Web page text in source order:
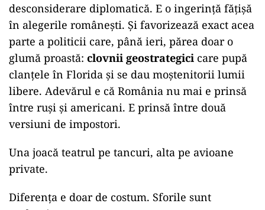
desconsiderare diplomatică. E o ingerință fățișă
în alegerile românești. Și favorizează exact acea
parte a politicii care, până ieri, părea doar o
glumă proastă: clovnii geostrategici care pupă
clanțele în Florida și se dau moștenitorii lumii
libere. Adevărul e că România nu mai e prinsă
între ruși și americani. E prinsă între două
versiuni de impostori.
Una joacă teatrul pe tancuri, alta pe avioane
private.
Diferența e doar de costum. Sforile sunt